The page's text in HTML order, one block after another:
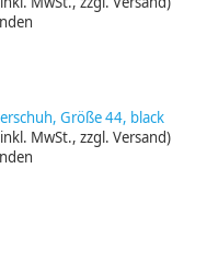
Größe 44, black
MwSt., zzgl. Versand)